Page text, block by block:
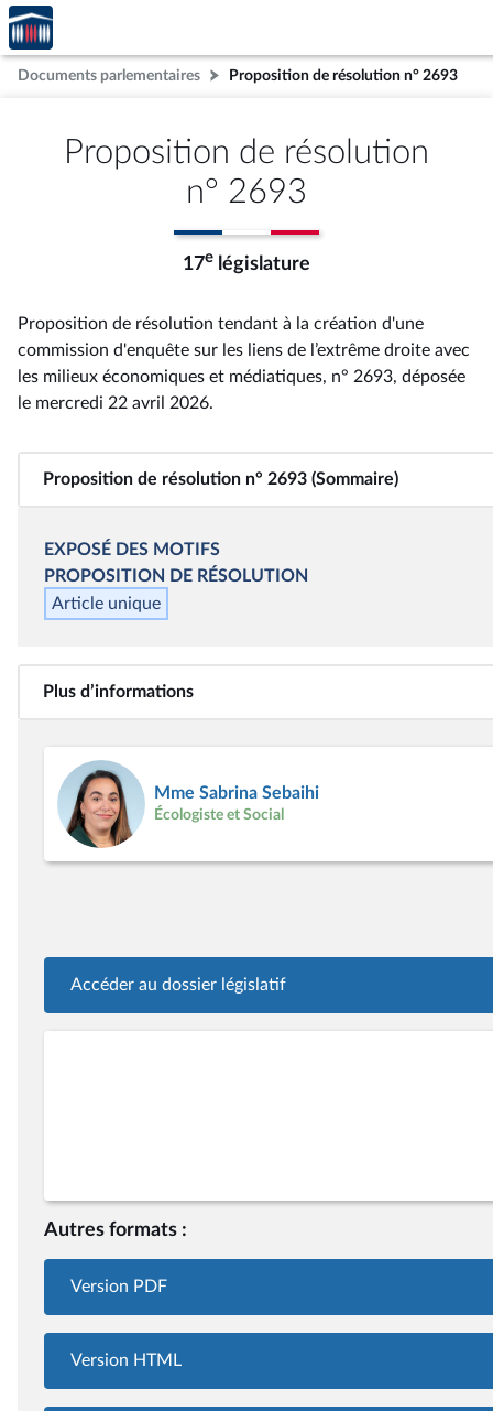
Aller au contenu
Aller en bas de la page
Accèder
à la
page
d'accueil
Documents parlementaires Proposition de résolution n° 2693
Proposition de résolution
n° 2693
17e législature
Proposition de résolution tendant à la création d'une
commission d'enquête sur les liens de l’extrême droite avec
les milieux économiques et médiatiques, n° 2693, déposée
le mercredi 22 avril 2026.
Proposition de résolution n° 2693 (Sommaire)
EXPOSÉ DES MOTIFS
PROPOSITION DE RÉSOLUTION
Article unique
Plus d’informations
Mme Sabrina Sebaihi
Écologiste et Social
Accéder au dossier législatif
Autres formats :
Version PDF
Version HTML